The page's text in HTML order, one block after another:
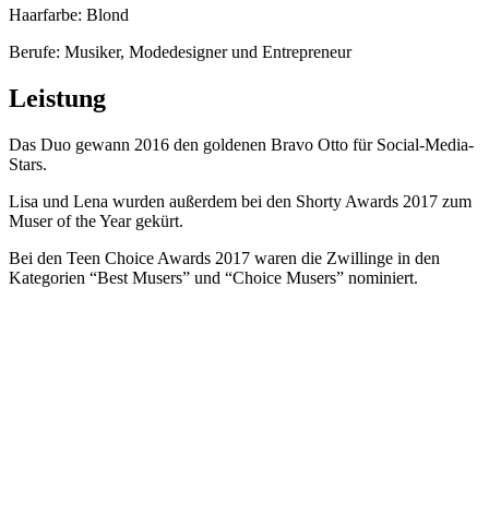
Haarfarbe: Blond
Berufe: Musiker, Modedesigner und Entrepreneur
Leistung
Das Duo gewann 2016 den goldenen Bravo Otto für Social-Media-
Stars.
Lisa und Lena wurden außerdem bei den Shorty Awards 2017 zum
Muser of the Year gekürt.
Bei den Teen Choice Awards 2017 waren die Zwillinge in den
Kategorien “Best Musers” und “Choice Musers” nominiert.